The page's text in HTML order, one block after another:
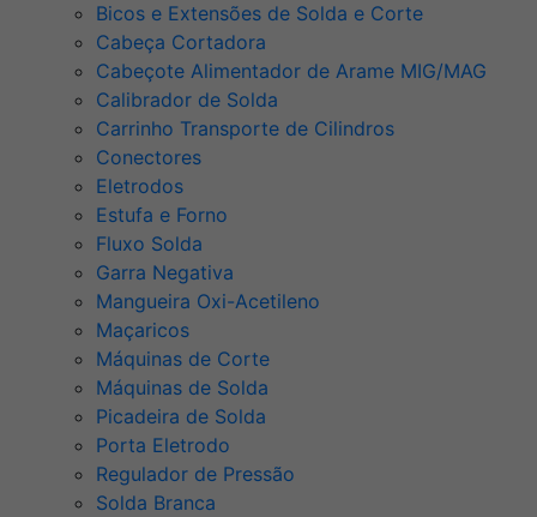
Bicos e Extensões de Solda e Corte
Cabeça Cortadora
Cabeçote Alimentador de Arame MIG/MAG
Calibrador de Solda
Carrinho Transporte de Cilindros
Conectores
Eletrodos
Estufa e Forno
Fluxo Solda
Garra Negativa
Mangueira Oxi-Acetileno
Maçaricos
Máquinas de Corte
Máquinas de Solda
Picadeira de Solda
Porta Eletrodo
Regulador de Pressão
Solda Branca